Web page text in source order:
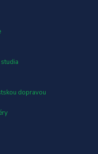
dopravou